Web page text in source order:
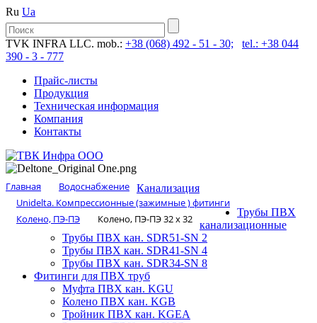
Ru Ua
TVK INFRA LLC. mob.: +38 (068) 492 - 51 - 30;
tel.: +38 044
390 - 3 - 777
Прайс-листы
Продукция
Техническая информация
Компания
Контакты
Главная
Водоснабжение
Unidelta. Компрессионные (зажимные ) фитинги
Колено, ПЭ-ПЭ
Колено, ПЭ-ПЭ 32 х 32
Канализация
Трубы ПВХ
канализационные
Трубы ПВХ кан. SDR51-SN 2
Трубы ПВХ кан. SDR41-SN 4
Трубы ПВХ кан. SDR34-SN 8
Фитинги для ПВХ труб
Муфта ПВХ кан. KGU
Колено ПВХ кан. KGB
Тройник ПВХ кан. KGEA